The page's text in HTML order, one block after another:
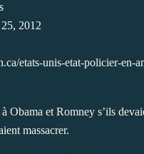
2012
etats-unis-etat-policier-en-
Obama et Romney s’ils
massacrer.